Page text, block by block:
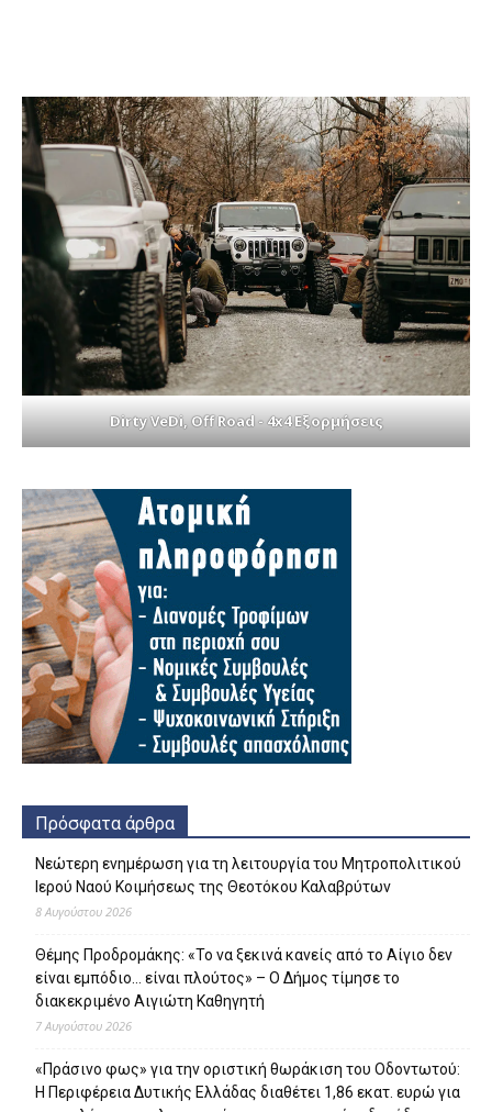
Dirty VeDi, Off Road - 4x4 Εξορμήσεις
Πρόσφατα άρθρα
Νεώτερη ενημέρωση για τη λειτουργία του Μητροπολιτικού
Ιερού Ναού Κοιμήσεως της Θεοτόκου Καλαβρύτων
8 Αυγούστου 2026
Θέμης Προδρομάκης: «Το να ξεκινά κανείς από το Αίγιο δεν
είναι εμπόδιο… είναι πλούτος» – O Δήμος τίμησε το
διακεκριμένο Αιγιώτη Καθηγητή
7 Αυγούστου 2026
«Πράσινο φως» για την οριστική θωράκιση του Οδοντωτού:
Η Περιφέρεια Δυτικής Ελλάδας διαθέτει 1,86 εκατ. ευρώ για